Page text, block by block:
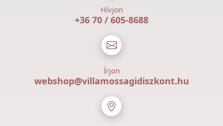
Hívjon
+36 70 / 605-8688
Írjon
webshop@villamossagidiszkont.hu